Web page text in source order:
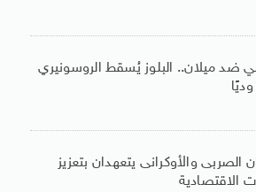
ضد ميلان.. البلوز يُسقط الروسونيري
وديًا
الصربى والأوكرانى يتعهدان بتعزيز
الاقتصادية